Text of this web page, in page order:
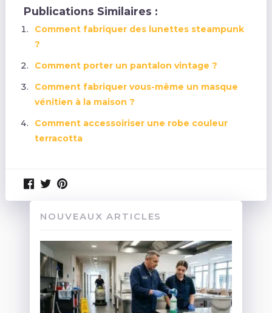
Publications Similaires :
Comment fabriquer des lunettes steampunk
?
Comment porter un pantalon vintage ?
Comment fabriquer vous-même un masque
vénitien à la maison ?
Comment accessoiriser une robe couleur
terracotta
NOUVEAUX ARTICLES